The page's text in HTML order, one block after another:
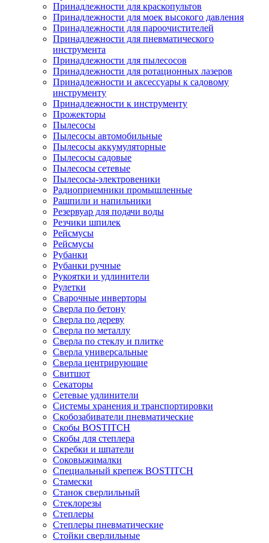
Принадлежности для краскопультов
Принадлежности для моек высокого давления
Принадлежности для пароочистителей
Принадлежности для пневматического
инструмента
Принадлежности для пылесосов
Принадлежности для ротационных лазеров
Принадлежности и аксессуары к садовому
инструменту
Принадлежности к инструменту
Прожекторы
Пылесосы
Пылесосы автомобильные
Пылесосы аккумуляторные
Пылесосы садовые
Пылесосы сетевые
Пылесосы-электровеники
Радиоприемники промышленные
Рашпили и напильники
Резервуар для подачи воды
Резчики шпилек
Рейсмусы
Рейсмусы
Рубанки
Рубанки ручные
Рукоятки и удлинители
Рулетки
Сварочные инверторы
Сверла по бетону
Сверла по дереву
Сверла по металлу
Сверла по стеклу и плитке
Сверла универсальные
Сверла центрирующие
Свитшот
Секаторы
Сетевые удлинители
Системы хранения и транспортировки
Скобозабиватели пневматические
Скобы BOSTITCH
Скобы для степлера
Скребки и шпатели
Соковыжималки
Специальный крепеж BOSTITCH
Стамески
Станок сверлильный
Стеклорезы
Степлеры
Степлеры пневматические
Стойки сверлильные